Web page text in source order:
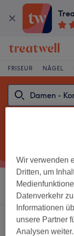
FRISEUR NÄGEL
Sortieren nach
Ein Salon, der anbietet:
Wir verwenden
Dritten, um
Datenverkehr
Informationen
unsere Partner
Analysen weiter.